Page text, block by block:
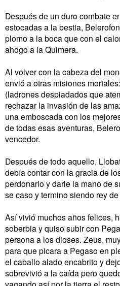
Después de un duro combate
estocadas a la bestia,
plomo a la boca que con el
ahogo a la Quimera.
Al volver con la cabeza del
envió a otras misiones
(ladrones despiadados que
rechazar la invasión de las
una emboscada con los
de todas esas aventuras,
vencedor.
Después de todo aquello,
debía contar con la gracia de
perdonarlo y darle la mano de
se caso y termino siendo rey
Así vivió muchos años felices,
soberbia y quiso subir con
persona a los dioses. Zeus,
para que picara a Pegaso en
el caballo alado encabrito y
sobrevivió a la caída pero